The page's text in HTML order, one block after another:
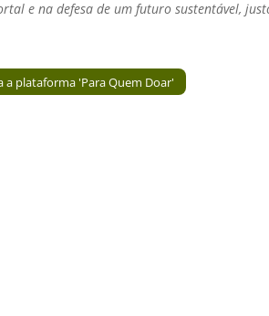
e na defesa de um futuro sustentável,
a plataforma 'Para Quem Doar'